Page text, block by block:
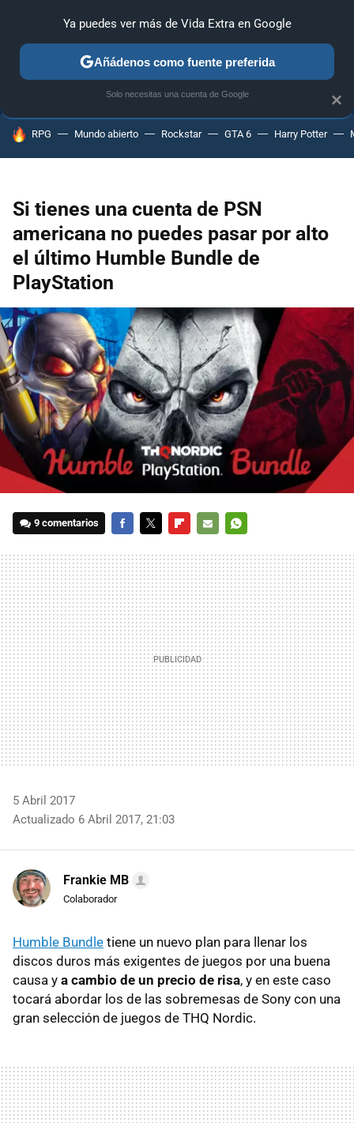
ANÁLISIS GUÍAS Y TRUCOS PC SONY NINTENDO
HOY SE HABLA DE
RPG Mundo abierto Rockstar GTA 6 Harry Potter
Si tienes una cuenta de PSN
americana no puedes pasar por alto
el último Humble Bundle de
PlayStation
9 comentarios
MAIL
5 Abril 2017
Actualizado 6 Abril 2017, 21:03
Frankie MB
Colaborador
Humble Bundle tiene un nuevo plan para llenar los
discos duros más exigentes de juegos por una buena
causa y a cambio de un precio de risa, y en este caso
tocará abordar los de las sobremesas de Sony con una
gran selección de juegos de THQ Nordic.
×
Ya puedes ver más de Vida Extra en Google
Añádenos como fuente preferida
Solo necesitas una cuenta de Google